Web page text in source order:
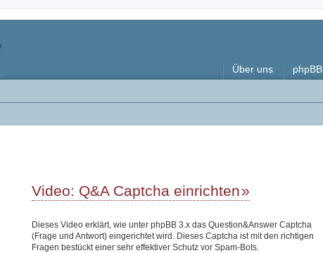
Über uns phpBB
Video: Q&A Captcha einrichten
Dieses Video erklärt, wie unter phpBB 3.x das Question&Answer Captcha
(Frage und Antwort) eingerichtet wird. Dieses Captcha ist mit den richtigen
Fragen bestückt einer sehr effektiver Schutz vor Spam-Bots.